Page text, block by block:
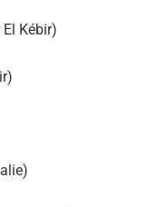
Kébir)